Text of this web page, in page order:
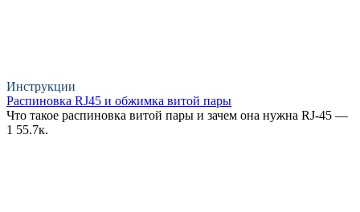
Инструкции
Распиновка RJ45 и обжимка витой пары
Что такое распиновка витой пары и зачем она нужна RJ-45 —
1 55.7к.